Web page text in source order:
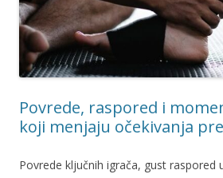
Povrede, raspored i
koji menjaju očekivanja
Povrede ključnih igrača, gust raspored